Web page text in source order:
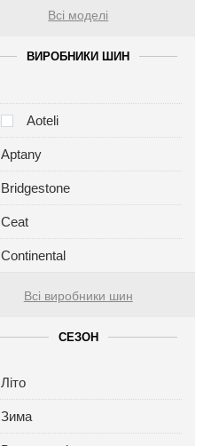
Всі моделі
ВИРОБНИКИ ШИН
Aoteli
Aptany
Bridgestone
Ceat
Continental
Всі виробники шин
СЕЗОН
Літо
Зима